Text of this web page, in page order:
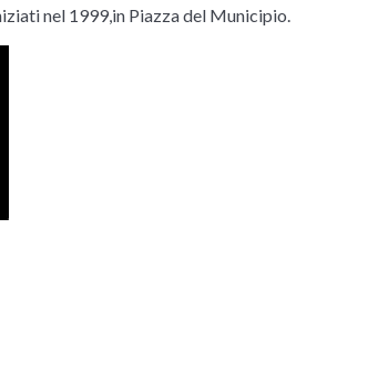
nel 1999,in Piazza del Municipio.